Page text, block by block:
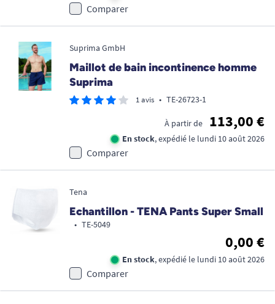
Comparer
Suprima GmbH
Maillot de bain incontinence homme
Suprima
1 avis • TE-26723-1
À partir de 113,00 €
En stock, expédié le lundi 10 août 2026
Comparer
Tena
Echantillon - TENA Pants Super Small
• TE-5049
0,00 €
En stock, expédié le lundi 10 août 2026
Comparer